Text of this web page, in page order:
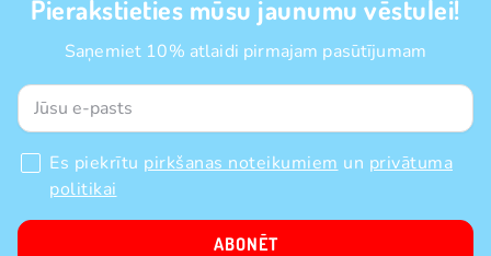
Pierakstieties mūsu jaunumu vēstulei!
Saņemiet 10% atlaidi pirmajam pasūtījumam
Es piekrītu pirkšanas noteikumiem un privātuma
politikai
ABONĒT